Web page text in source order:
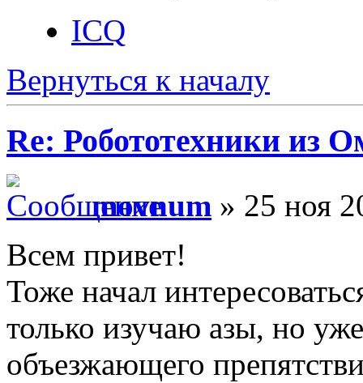
ICQ
Вернуться к началу
Re: Робототехники из
movnum » 25 ноя
Всем привет!
Тоже начал
только изучаю азы, но
объезжающего